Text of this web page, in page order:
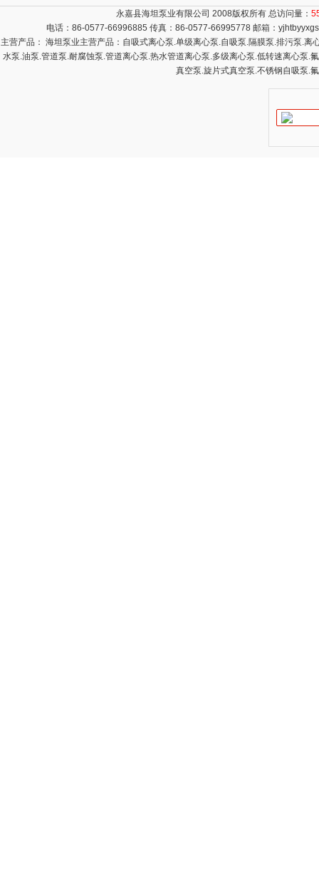
永嘉县海坦泵业有限公司 2008版权所有 总访问量：
电话：86-0577-66996885 传真：86-0577-66995778 邮箱：
主营产品： 海坦泵业主营产品：自吸式离心泵.单级离心泵.自吸泵.隔膜泵.排污泵.
水泵.油泵.管道泵.耐腐蚀泵.管道离心泵.热水管道离心泵.多级离心泵.低转速离心泵
真空泵.旋片式真空泵.不锈钢自吸泵.